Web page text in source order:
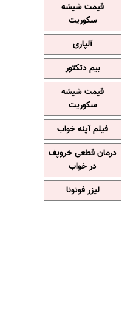
قیمت شیشه
سکوریت
آلپاری
بیم دتکتور
قیمت شیشه
سکوریت
فیلم آپنه خواب
درمان قطعی خروپف
در خواب
لیزر فوتونا